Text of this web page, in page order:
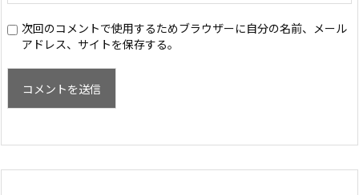
次回のコメントで使用するためブラウザーに自分の名前、メール
アドレス、サイトを保存する。